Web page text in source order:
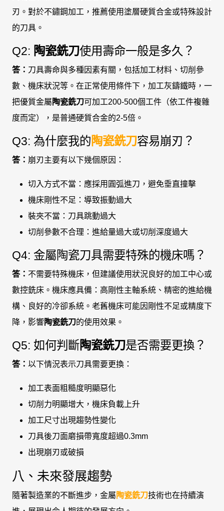
刃。對於不鏽鋼加工，推薦使用塗層硬質合金或特殊設計
的刀具。
Q2: 陶瓷銑刀使用壽命一般是多久？
答： 刀具壽命與多種因素有關，包括加工材料、切削參
數、機床狀況等。在正常使用條件下，加工灰鑄鐵時，一
把優質金屬陶瓷銑刀可加工200-500個工件（依工件複雜
度而定），是普通硬質合金的2-5倍。
Q3: 為什麼我的陶瓷銑刀容易崩刃？
答： 崩刃主要有以下幾個原因：
切入方式不當：應採用圓弧進刀，避免垂直撞擊
機床剛性不足：導致振動過大
裝夾不當：刀具跳動過大
切削參數不合理：進給量過大或切削深度過大
Q4: 金屬陶瓷刀具需要特殊的機床嗎？
答： 不需要特殊機床，但建議使用狀況良好的加工中心或
數控銑床。機床應具備：高剛性主軸系統、精密的進給機
構、良好的冷卻系統。老舊機床可能因剛性不足或精度下
降，影響陶瓷銑刀的使用效果。
Q5: 如何判斷陶瓷銑刀是否需要更換？
答： 以下情況表示刀具需要更換：
加工表面粗糙度明顯惡化
切削力明顯增大，機床負載上升
加工尺寸出現趨勢性變化
刀具後刀面磨損帶寬度超過0.3mm
出現崩刃或破損
八、未來發展趨勢
隨著製造業的不斷進步，金屬陶瓷銑刀技術也在持續演